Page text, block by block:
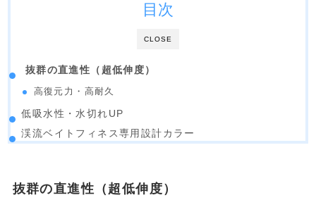
CLOSE
目次
抜群の直進性（超低伸度）
高復元力・高耐久
低吸水性・水切れUP
渓流ベイトフィネス専用設計カラー
抜群の直進性（超低伸度）